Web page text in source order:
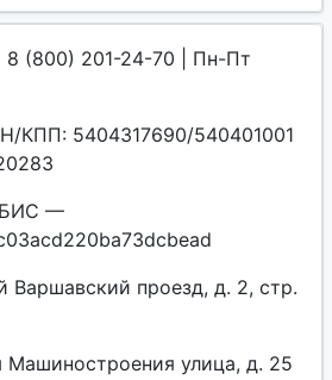
8 (800) 201-24-70 | Пн-Пт
5404317690/540401001
—
Варшавский проезд, д. 2, стр.
улица, д. 25